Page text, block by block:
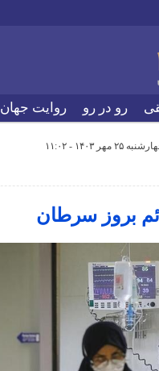
رو در رو روایت جهان
۱۴۰۳ - ۱۱:۰۲
بروز سرطان